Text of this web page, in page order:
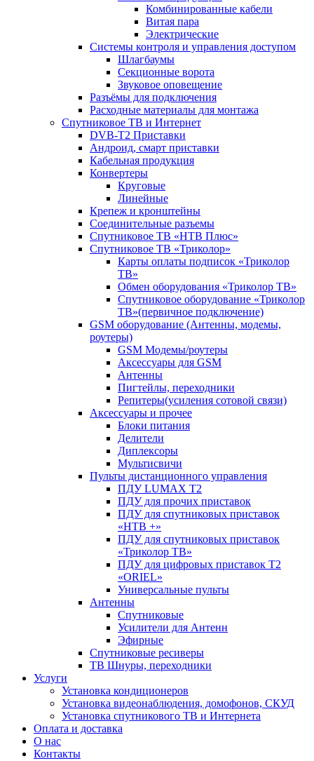
Комбинированные кабели
Витая пара
Электрические
Системы контроля и управления доступом
Шлагбаумы
Секционные ворота
Звуковое оповещение
Разъёмы для подключения
Расходные материалы для монтажа
Спутниковое ТВ и Интернет
DVB-Т2 Приставки
Андроид, смарт приставки
Кабельная продукция
Конвертеры
Круговые
Линейные
Крепеж и кронштейны
Соединительные разъемы
Спутниковое ТВ «НТВ Плюс»
Спутниковое ТВ «Триколор»
Карты оплаты подписок «Триколор
ТВ»
Обмен оборудования «Триколор ТВ»
Спутниковое оборудование «Триколор
ТВ»(первичное подключение)
GSM оборудование (Антенны, модемы,
роутеры)
GSM Модемы/роутеры
Аксессуары для GSM
Антенны
Пигтейлы, переходники
Репитеры(усиления сотовой связи)
Аксессуары и прочее
Блоки питания
Делители
Диплексоры
Мультисвичи
Пульты дистанционного управления
ПДУ LUMAX Т2
ПДУ для прочих приставок
ПДУ для спутниковых приставок
«НТВ +»
ПДУ для спутниковых приставок
«Триколор ТВ»
ПДУ для цифровых приставок Т2
«ORIEL»
Универсальные пульты
Антенны
Спутниковые
Усилители для Антенн
Эфирные
Спутниковые ресиверы
ТВ Шнуры, переходники
Услуги
Установка кондиционеров
Установка видеонаблюдения, домофонов, СКУД
Установка спутникового ТВ и Интернета
Оплата и доставка
О нас
Контакты